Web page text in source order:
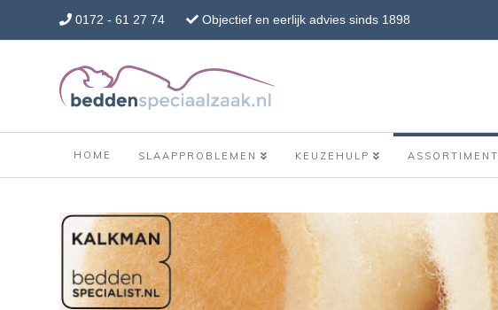
0172 - 61 27 74 Objectief en eerlijk advies sinds 1898
HOME SLAAPPROBLEMEN KEUZEHULP ASSORTIMENT